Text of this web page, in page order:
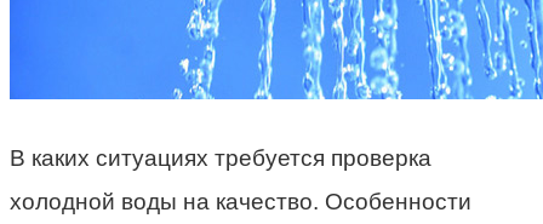
В каких ситуациях требуется проверка
холодной воды на качество. Особенности